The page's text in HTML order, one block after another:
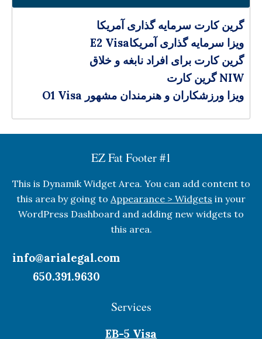
گرین کارت سرمایه‌ گذاری آمریکا
E2 Visaویزا سرمایه گذاری آمریکا
گرین کارت برای افراد نابغه و خلاق
گرین کارت NIW
O1 Visa ویزا ورزشکاران و هنرمندان مشهور
EZ Fat Footer #1
This is Dynamik Widget Area. You can add content to
this area by going to Appearance > Widgets in your
WordPress Dashboard and adding new widgets to
this area.
info@arialegal.com
650.391.9630
Services
EB-5 Visa